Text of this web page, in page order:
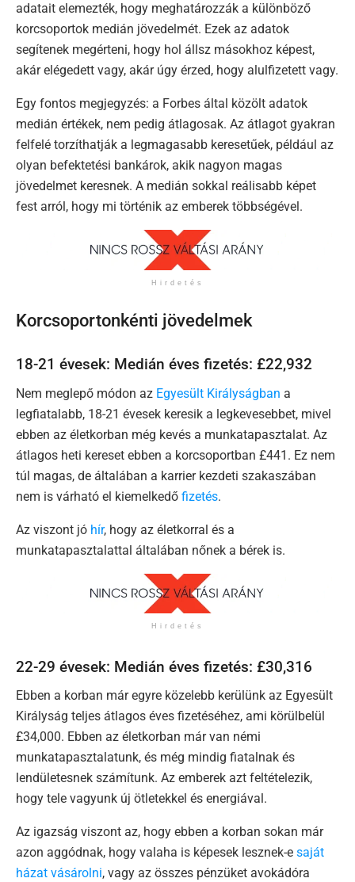
adatait elemezték, hogy meghatározzák a különböző
korcsoportok medián jövedelmét. Ezek az adatok
segítenek megérteni, hogy hol állsz másokhoz képest,
akár elégedett vagy, akár úgy érzed, hogy alulfizetett vagy.
Egy fontos megjegyzés: a Forbes által közölt adatok
medián értékek, nem pedig átlagosak. Az átlagot gyakran
felfelé torzíthatják a legmagasabb keresetűek, például az
olyan befektetési bankárok, akik nagyon magas
jövedelmet keresnek. A medián sokkal reálisabb képet
fest arról, hogy mi történik az emberek többségével.
Hirdetés
Korcsoportonkénti jövedelmek
18-21 évesek: Medián éves fizetés: £22,932
Nem meglepő módon az Egyesült Királyságban a
legfiatalabb, 18-21 évesek keresik a legkevesebbet, mivel
ebben az életkorban még kevés a munkatapasztalat. Az
átlagos heti kereset ebben a korcsoportban £441. Ez nem
túl magas, de általában a karrier kezdeti szakaszában
nem is várható el kiemelkedő fizetés.
Az viszont jó hír, hogy az életkorral és a
munkatapasztalattal általában nőnek a bérek is.
Hirdetés
22-29 évesek: Medián éves fizetés: £30,316
Ebben a korban már egyre közelebb kerülünk az Egyesült
Királyság teljes átlagos éves fizetéséhez, ami körülbelül
£34,000. Ebben az életkorban már van némi
munkatapasztalatunk, és még mindig fiatalnak és
lendületesnek számítunk. Az emberek azt feltételezik,
hogy tele vagyunk új ötletekkel és energiával.
Az igazság viszont az, hogy ebben a korban sokan már
azon aggódnak, hogy valaha is képesek lesznek-e saját
házat vásárolni, vagy az összes pénzüket avokádóra